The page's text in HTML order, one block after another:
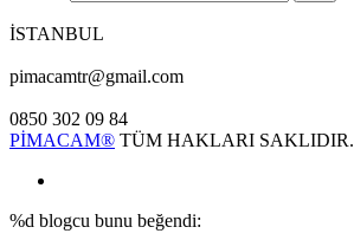
İSTANBUL
pimacamtr@gmail.com
0850 302 09 84
PİMACAM® TÜM HAKLARI SAKLIDIR.
%d blogcu bunu beğendi: